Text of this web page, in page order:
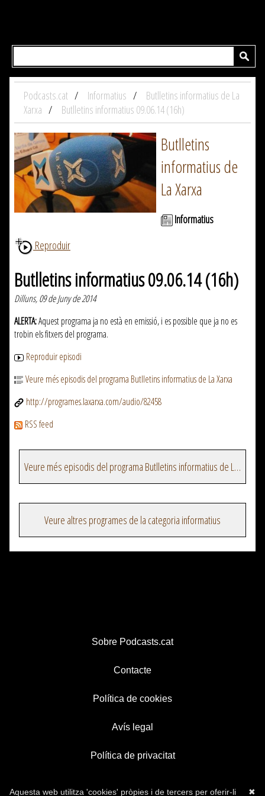
Podcasts.cat Informatius
Butlletins informatius de La
Xarxa
Butlletins informatius 09.06.14 (16h)
Butlletins
informatius de
La Xarxa
Informatius
Reproduir
Butlletins informatius 09.06.14 (16h)
Dilluns, 09 de Juny de 2014
ALERTA:Aquest programa ja no està en emissió, i es possible que ja no es
trobin els fitxers del programa.
Reproduir episodi
Veure més episodis del programa Butlletins informatius de La Xarxa
http://programes.laxarxa.com/audio/82458
RSS feed
Veure més episodis del programa Butlletins informatius de La Xarxa
Veure altres programes de la categoria informatius
Sobre Podcasts.cat
Contacte
Política de cookies
Avís legal
Política de privacitat
✖
Aquesta web utilitza 'cookies' pròpies i de tercers per oferir-li